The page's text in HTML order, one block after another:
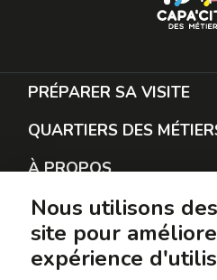
PRÉPARER SA VISITE
QUARTIERS DES
À PROPOS
RESTER EN CONTACT
PROTECTION DES
Nous utilisons
site pour
expérience